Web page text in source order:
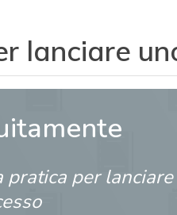
lanciare
pratica per